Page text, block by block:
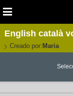
English català
Creado por: Maria